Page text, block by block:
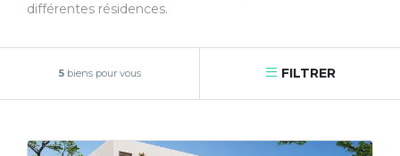
différentes résidences.
5biens pour vous FILTRER